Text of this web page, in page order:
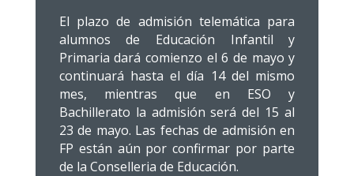
El plazo de admisión telemática para
alumnos de Educación Infantil y
Primaria dará comienzo el 6 de mayo y
continuará hasta el día 14 del mismo
mes, mientras que en ESO y
Bachillerato la admisión será del 15 al
23 de mayo. Las fechas de admisión en
FP están aún por confirmar por parte
de la Conselleria de Educación.